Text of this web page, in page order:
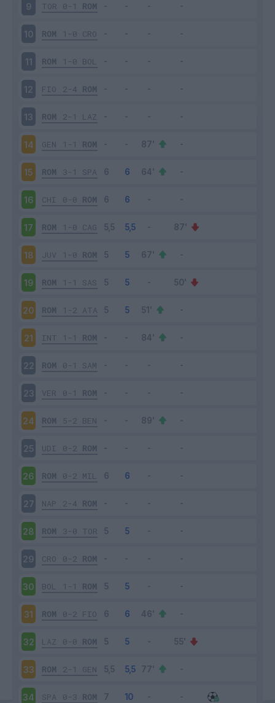
9 TOR 0-1 ROM
10 ROM 1-0 CRO
11 ROM 1-0 BOL
12 FIO 2-4 ROM
13 ROM 2-1 LAZ
14 GEN 1-1 ROM
15 ROM 3-1 SPA
16 CHI 0-0 ROM
17 ROM 1-0 CAG
18 JUV 1-0 ROM
19 ROM 1-1 SAS
20 ROM 1-2 ATA
21 INT 1-1 ROM
22 ROM 0-1 SAM
23 VER 0-1 ROM
24 ROM 5-2 BEN
25 UDI 0-2 ROM
26 ROM 0-2 MIL
27 NAP 2-4 ROM
28 ROM 3-0 TOR
29 CRO 0-2 ROM
30 BOL 1-1 ROM
31 ROM 0-2 FIO
32 LAZ 0-0 ROM
33 ROM 2-1 GEN
34 SPA 0-3 ROM